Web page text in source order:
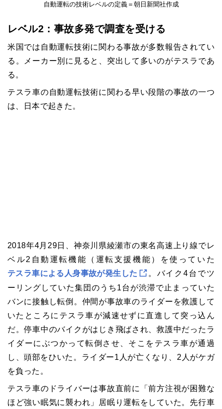
自動運転の技術レベルの定義＝朝日新聞社作成
レベル2：事故多発で調査を受ける
米国では自動運転技術に関わる事故が多数報告されてい
る。メーカー別に見ると、突出して多いのがテスラであ
る。
テスラ車の自動運転技術に関わる早い段階の事故の一つ
は、日本で起きた。
2018年4月29日、神奈川県綾瀬市の東名高速上り線でレ
ベル2自動運転機能（運転支援機能）を使っていた
テスラ車による人身事故が発生した
。バイク4台でツ
ーリングしていた集団のうち1台が渋滞で止まっていた
バンに接触し転倒。仲間が事故車のライダーを救護して
いたところにテスラ車が減速せずに直進して突っ込ん
だ。停車中のバイクがはじき飛ばされ、救護中だったラ
イダーにぶつかって転倒させ、そこをテスラ車が通過
し、頭部をひいた。ライダー1人が亡くなり、2人がケガ
を負った。
テスラ車のドライバーは事故直前に「前方注視が困難な
ほど強い眠気に襲われ」居眠り運転をしていた。先行車